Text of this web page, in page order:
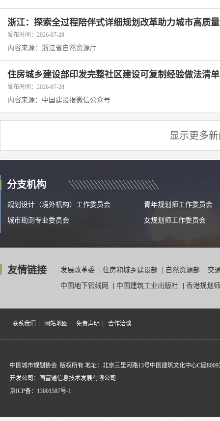
浙江：探索全过程陪伴式详细规划改革助力城市高质
发布时间：2026-07-28
内容来源：浙江省自然资源厅
住房城乡建设部印发完整社区建设可复制经验做法清
发布时间：2026-07-28
内容来源：中国建设报微信公众号
显示更多
分支机构
规划设计（境外机构）工作委员会 青年规划师工作委员会
城市勘测专业委员会 女规划师工作委员会
友情链接 发展改革委 住房和城乡建设部 自然资源部 交
中国地下管线网 中国建筑工业出版社 香港规划
联系我们 网站地图 免责声明 合作洽谈
中国城市规划协会 版权所有 地址：北京三里河路13号中国建筑文化中心C座8009
开发公司：国富通信息技术发展有限公司
京ICP备： 13001587号-1